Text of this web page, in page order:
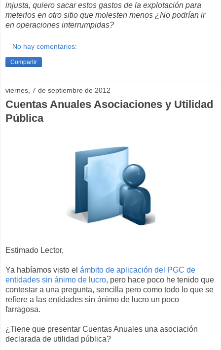
injusta, quiero sacar estos gastos de la explotación para
meterlos en otro sitio que molesten menos ¿No podrían ir
en operaciones interrumpidas?
No hay comentarios:
Compartir
viernes, 7 de septiembre de 2012
Cuentas Anuales Asociaciones y Utilidad
Pública
Estimado Lector,
Ya habíamos visto el ámbito de aplicación del PGC de
entidades sin ánimo de lucro, pero hace poco he tenido que
contestar a una pregunta, sencilla pero como todo lo que se
refiere a las entidades sin ánimo de lucro un poco
farragosa.
¿Tiene que presentar Cuentas Anuales una asociación
declarada de utilidad pública?